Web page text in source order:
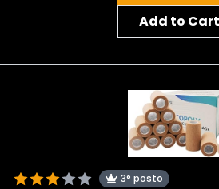
Add to Cart
3° posto